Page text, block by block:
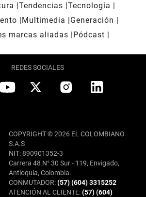
Tendencias Tecnología
Multimedia
Generación
marcas aliadas
Pódcast
REDES SOCIALES
COPYRIGHT © 2026 EL COLOMBIANO
S.A.S
NIT: 890901352-3
Carrera 48 N° 30 Sur - 119, Envigado,
Antioquia, Colombia.
CONMUTADOR:(57) (604) 3315252
ATENCIÓN AL CLIENTE:(57) (604)